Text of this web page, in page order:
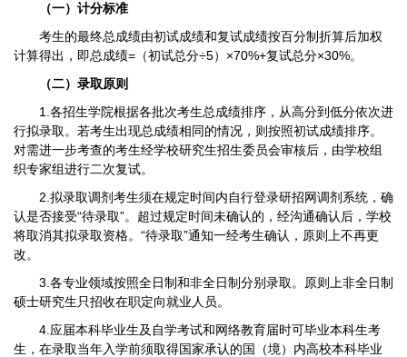
（一）计分标准
考生的最终总成绩由初试成绩和复试成绩按百分制折算后加权
计算得出，即总成绩=（初试总分÷5）×70%+复试总分×30%。
（二）录取原则
1.各招生学院根据各批次考生总成绩排序，从高分到低分依次进
行拟录取。若考生出现总成绩相同的情况，则按照初试成绩排序。
对需进一步考查的考生经学校研究生招生委员会审核后，由学校组
织专家组进行二次复试。
2.拟录取调剂考生须在规定时间内自行登录研招网调剂系统，确
认是否接受“待录取”。超过规定时间未确认的，经沟通确认后，学校
将取消其拟录取资格。“待录取”通知一经考生确认，原则上不再更
改。
3.各专业领域按照全日制和非全日制分别录取。原则上非全日制
硕士研究生只招收在职定向就业人员。
4.应届本科毕业生及自学考试和网络教育届时可毕业本科生考
生，在录取当年入学前须取得国家承认的国（境）内高校本科毕业